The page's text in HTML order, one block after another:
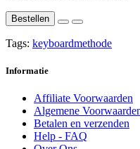
Bestellen
Tags: keyboardmethode
Informatie
Affiliate Voorwaarden
Algemene
Betalen en verzenden
Help - FAQ